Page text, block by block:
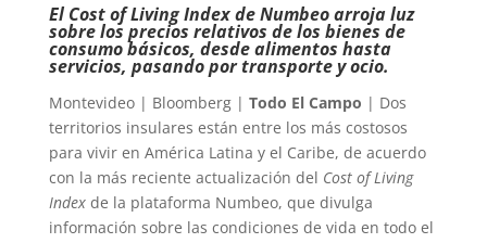
El Cost of Living Index de Numbeo arroja luz
sobre los precios relativos de los bienes de
consumo básicos, desde alimentos hasta
servicios, pasando por transporte y ocio.
Montevideo | Bloomberg | Todo El Campo | Dos
territorios insulares están entre los más costosos
para vivir en América Latina y el Caribe, de acuerdo
con la más reciente actualización del Cost of Living
Indexde la plataforma Numbeo, que divulga
información sobre las condiciones de vida en todo el